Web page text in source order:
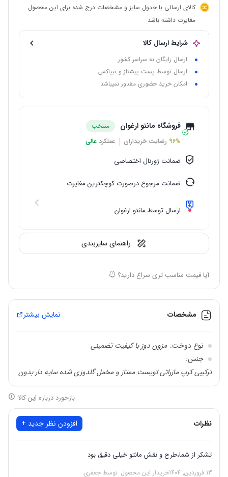
کالای ارسالی با جدول سایز و مشخصات درج شده برای این محصول
مغایرت داشته باشد
شرایط ارسال کالا
ارسال رایگان به سراسر کشور
ارسال توسط پست پیشتاز و تیپاکس
امکان خرید حضوری مقدور نمیباشد
فروشگاه مانتو ارغوان
منتخب
96% رضایت خریداران عملکرد عالی
ضمانت ژورنال اختصاصی
ضمانت مرجوع درصورت کوچکترین مغایرت
ارسال توسط مانتو ارغوان
راهنمای سایزبندی
آیا قیمت مناسب تری سراغ دارید؟
مشخصات نمایش بیشتر
نوع دوخت: مزون دوز با کیفیت تضمینی
جنس:
ترکیبی کرپ مازراتی تویست ممتاز و مخمل گلدوزی شده سایه دار بدون
ریزش
ویژگی: پشت و جلوی مانتو طرح گل خورده
سایزبندی:
رنگبندی: کاربنی سورمابی؛ مشکی؛ قرمز کلاسیک؛ یاسی
مدل آستین: لب آستین و مغزی گلها نگین کاری شده (بدون ریزش)
بازخورد درباره این کالا
نظرات افزودن نظر جدید +
توسط جعفری 13 فروردین, 1404 خریدار این محصول
تشکر از شما،طرح و نقش مانتو خیلی دقیق بود